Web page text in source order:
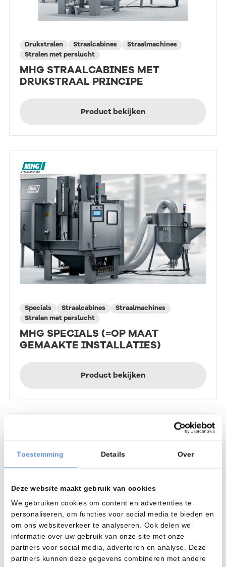
Toestemming Details Over
Deze website maakt gebruik van cookies
We gebruiken cookies om content en advertenties te
personaliseren, om functies voor social media te bieden en
om ons websiteverkeer te analyseren. Ook delen we
informatie over uw gebruik van onze site met onze
partners voor social media, adverteren en analyse. Deze
partners kunnen deze gegevens combineren met andere
Drukstralen Straalcabines
Straalmachines
Stralen met perslucht
MHG STRAALCABINES MET
DRUKSTRAAL PRINCIPE
Product bekijken
Specials Straalcabines
Straalmachines
Stralen met perslucht
MHG SPECIALS (=OP MAAT
GEMAAKTE INSTALLATIES)
Product bekijken